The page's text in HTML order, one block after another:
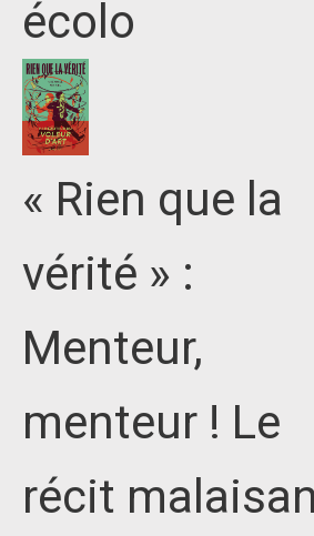
écolo
« Rien que la
vérité » :
Menteur,
menteur ! Le
récit